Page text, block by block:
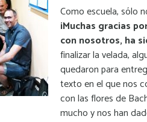
Como escuela, sólo
¡Muchas gracias
con nosotros, ha
finalizar la velada,
quedaron para
texto en el que nos
con las flores de
mucho y nos han